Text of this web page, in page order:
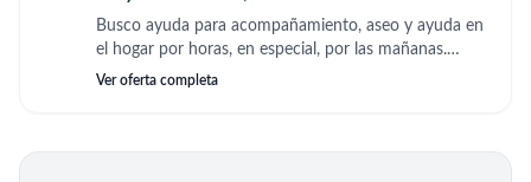
Busco ayuda para acompañamiento, aseo y ayuda en
el hogar por horas, en especial, por las mañanas.
Tengo 85 años y movilidad muy reducida.
Ver oferta completa